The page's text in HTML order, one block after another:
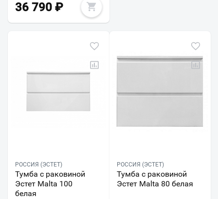
36 790 ₽
РОССИЯ (ЭСТЕТ)
Тумба с раковиной
Эстет Malta 100
белая
РОССИЯ (ЭСТЕТ)
Тумба с раковиной
Эстет Malta 80 белая